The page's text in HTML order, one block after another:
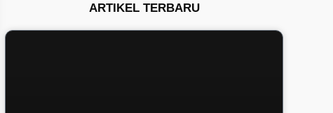
ARTIKEL TERBARU